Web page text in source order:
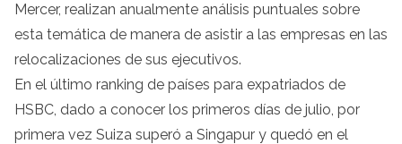
Mercer, realizan anualmente análisis puntuales sobre
esta temática de manera de asistir a las empresas en las
relocalizaciones de sus ejecutivos.
En el último ranking de países para expatriados de
HSBC, dado a conocer los primeros días de julio, por
primera vez Suiza superó a Singapur y quedó en el